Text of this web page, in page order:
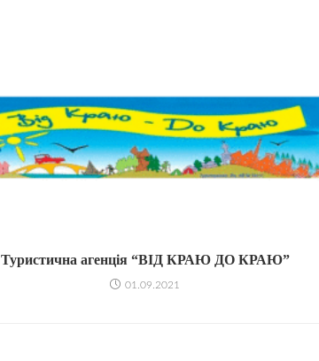
Туристична агенція “ВІД КРАЮ ДО КРАЮ”
01.09.2021